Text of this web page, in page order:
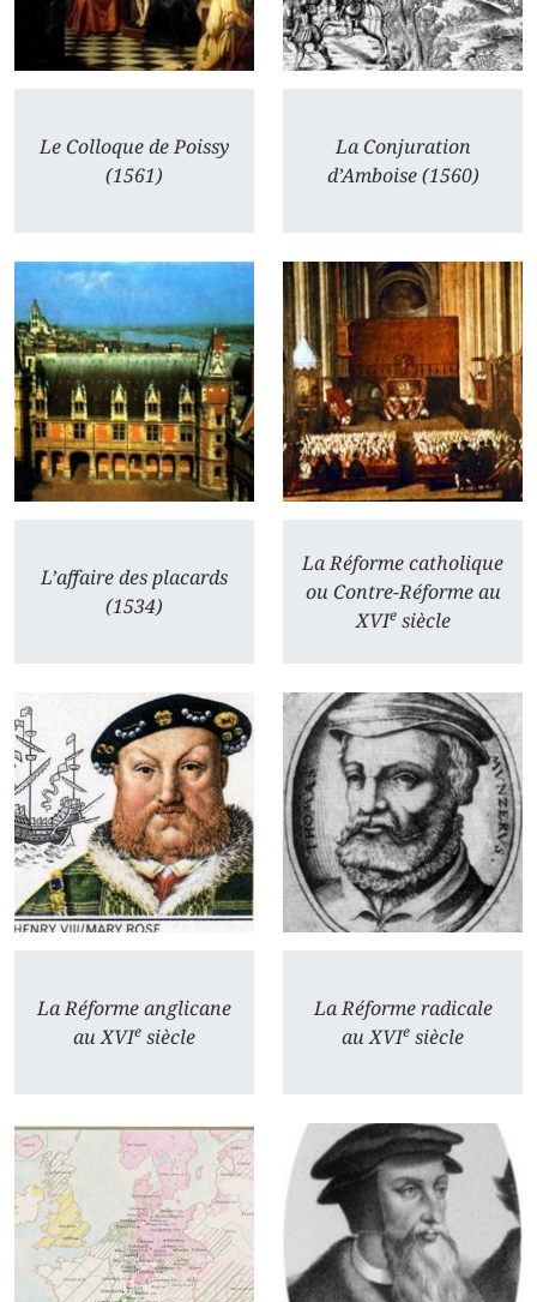
Le Colloque de Poissy
(1561)
La Conjuration
d’Amboise (1560)
L’affaire des placards
(1534)
La Réforme catholique
ou Contre-Réforme au
XVIesiècle
La Réforme anglicane
au XVIe siècle
La Réforme radicale
au XVIe siècle